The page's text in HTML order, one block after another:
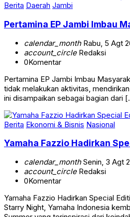
Berita Daerah Jambi
Pertamina EP Jambi Imbau
calendar_monthRabu, 5 Agt
account_circleRedaksi
0Komentar
Pertamina EP Jambi Imbau
tidak melakukan aktivitas,
ini disampaikan sebagai bagian dari
Berita Ekonomi & Bisnis Nasional
Yamaha Fazzio Hadirkan
calendar_monthSenin, 3 Agt
account_circleRedaksi
0Komentar
Yamaha Fazzio Hadirkan Special
Starry Night, Yamaha Indonesia